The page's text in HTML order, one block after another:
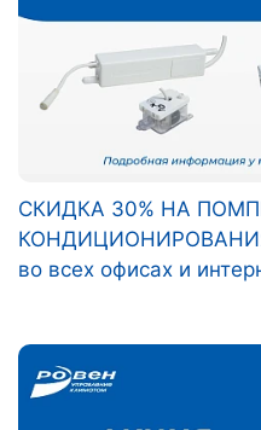
СКИДКА 30% НА
во всех офисах и